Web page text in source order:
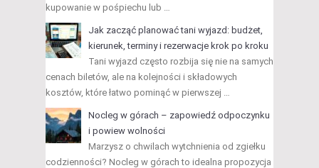
kupowanie w pośpiechu lub …
Jak zacząć planować tani wyjazd: budżet,
kierunek, terminy i rezerwacje krok po kroku
Tani wyjazd często rozbija się nie na samych
cenach biletów, ale na kolejności i składowych
kosztów, które łatwo pominąć w pierwszej …
Nocleg w górach – zapowiedź odpoczynku
i powiew wolności
Marzysz o chwilach wytchnienia od zgiełku
codzienności? Nocleg w górach to idealna propozycja